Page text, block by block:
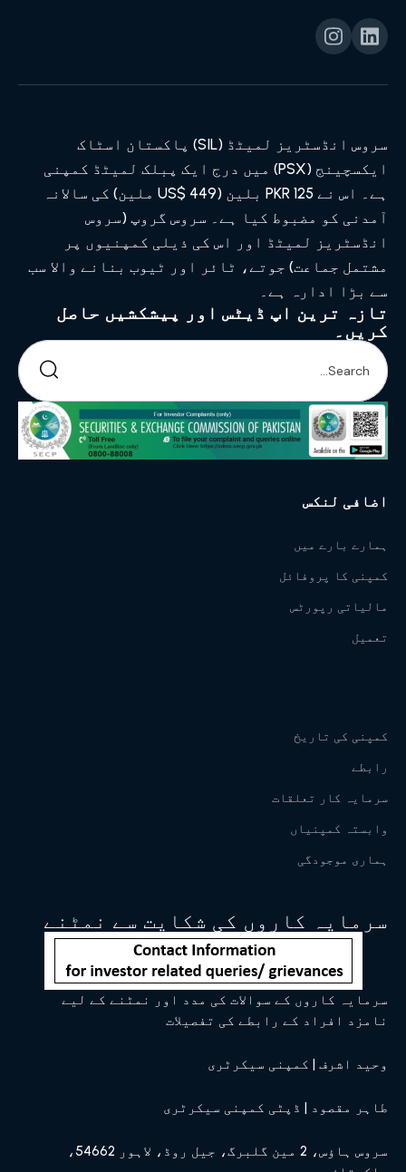
سروس انڈسٹریز لمیٹڈ (SIL) پاکستان اسٹاک
ایکسچینج (PSX) میں درج ایک پبلک لمیٹڈ کمپنی
ہے۔ اس نے PKR 125 بلین (US$ 449 ملین) کی سالانہ
آمدنی کو مضبوط کیا ہے۔ سروس گروپ (سروس
انڈسٹریز لمیٹڈ اور اس کی ذیلی کمپنیوں پر
مشتمل جماعت) جوتے، ٹائر اور ٹیوب بنانے والا سب
سے بڑا ادارہ ہے۔
تازہ ترین اپ ڈیٹس اور پیشکشیں حاصل
کریں۔
اضافی لنکس
ہمارے بارے میں
کمپنی کا پروفائل
مالیاتی رپورٹس
تعمیل
کمپنی کی تاریخ
رابطے
سرمایہ کار تعلقات
وابستہ کمپنیاں
ہماری موجودگی
سرمایہ کاروں کی شکایت سے نمٹنے
سرمایہ کاروں کے سوالات کی مدد اور نمٹنے کے لیے
نامزد افراد کے رابطے کی تفصیلات
وحید اشرف | کمپنی سیکرٹری
طاہر مقصود | ڈپٹی کمپنی سیکرٹری
سروس ہاؤس، 2 مین گلبرگ، جیل روڈ، لاہور 54662،